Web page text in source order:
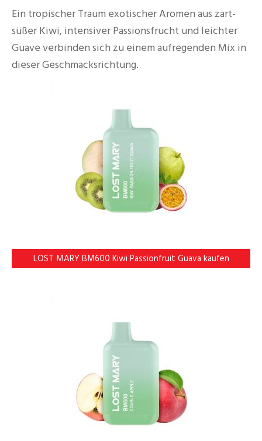
Ein tropischer Traum exotischer Aromen aus zart-
süßer Kiwi, intensiver Passionsfrucht und leichter
Guave verbinden sich zu einem aufregenden Mix in
dieser Geschmacksrichtung.
LOST MARY BM600 Kiwi Passionfruit Guava kaufen